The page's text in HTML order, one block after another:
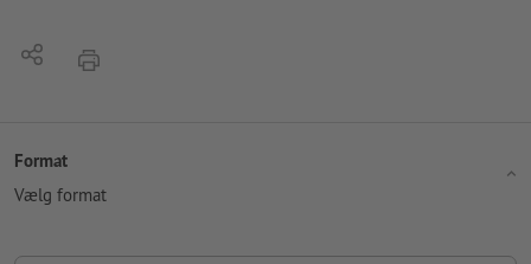
Del tryk
Format
Vælg format